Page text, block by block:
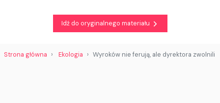
Idź do oryginalnego materiału
Strona główna Ekologia Wyroków nie ferują, ale dyrektora zwolnili